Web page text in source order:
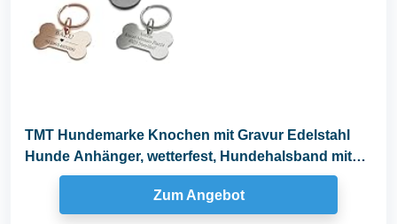
TMT Hundemarke Knochen mit Gravur Edelstahl
Hunde Anhänger, wetterfest, Hundehalsband mit
Namen und...
Zum Angebot